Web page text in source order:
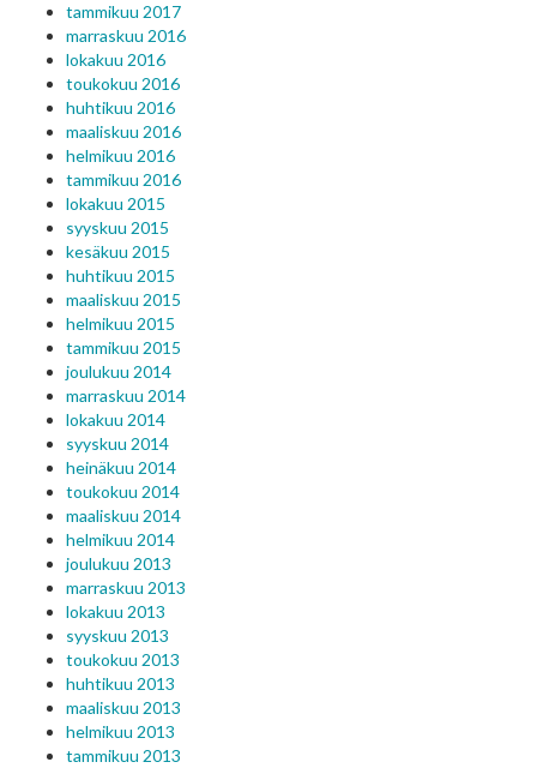
tammikuu 2017
marraskuu 2016
lokakuu 2016
toukokuu 2016
huhtikuu 2016
maaliskuu 2016
helmikuu 2016
tammikuu 2016
lokakuu 2015
syyskuu 2015
kesäkuu 2015
huhtikuu 2015
maaliskuu 2015
helmikuu 2015
tammikuu 2015
joulukuu 2014
marraskuu 2014
lokakuu 2014
syyskuu 2014
heinäkuu 2014
toukokuu 2014
maaliskuu 2014
helmikuu 2014
joulukuu 2013
marraskuu 2013
lokakuu 2013
syyskuu 2013
toukokuu 2013
huhtikuu 2013
maaliskuu 2013
helmikuu 2013
tammikuu 2013